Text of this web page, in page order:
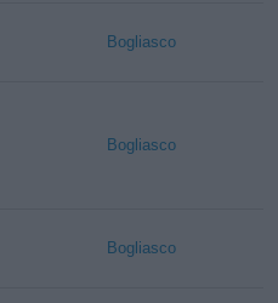
Bogliasco
Bogliasco
Bogliasco